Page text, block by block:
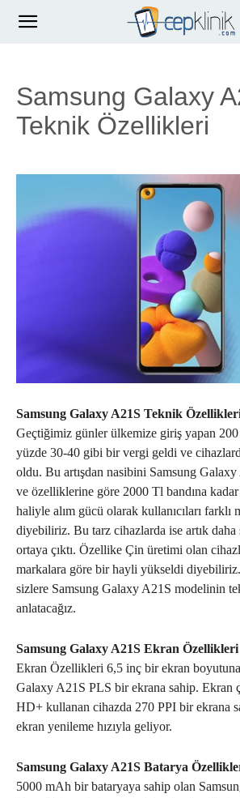
Samsung Galaxy
Teknik Özellikleri
Samsung Galaxy A21S Teknik
Geçtiğimiz günler ülkemize giriş yapan 200
yüzde 30-40 gibi bir vergi geldi ve
oldu. Bu artışdan nasibini Samsung
ve özelliklerine göre 2000 Tl bandına kadar
haliyle alım gücü olarak kullanıcıları farklı
diyebiliriz. Bu tarz cihazlarda ise artık
ortaya çıktı. Özellike Çin üretimi olan
markalara göre bir hayli yükseldi
sizlere Samsung Galaxy A21S modelinin
anlatacağız.
Samsung Galaxy A21S Ekran Özellikleri
Ekran Özellikleri 6,5 inç bir ekran
Galaxy A21S PLS bir ekrana sahip. Ekran
HD+ kullanan cihazda 270 PPI bir ekrana
ekran yenileme hızıyla geliyor.
Samsung Galaxy A21S Batarya
5000 mAh bir bataryaya sahip olan